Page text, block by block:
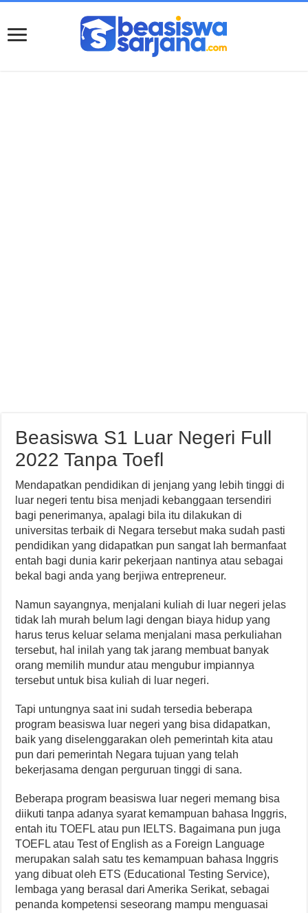
Beasiswa S1 Luar Negeri Full
2022 Tanpa Toefl
Mendapatkan pendidikan di jenjang yang lebih tinggi di
luar negeri tentu bisa menjadi kebanggaan tersendiri
bagi penerimanya, apalagi bila itu dilakukan di
universitas terbaik di Negara tersebut maka sudah pasti
pendidikan yang didapatkan pun sangat lah bermanfaat
entah bagi dunia karir pekerjaan nantinya atau sebagai
bekal bagi anda yang berjiwa entrepreneur.
Namun sayangnya, menjalani kuliah di luar negeri jelas
tidak lah murah belum lagi dengan biaya hidup yang
harus terus keluar selama menjalani masa perkuliahan
tersebut, hal inilah yang tak jarang membuat banyak
orang memilih mundur atau mengubur impiannya
tersebut untuk bisa kuliah di luar negeri.
Tapi untungnya saat ini sudah tersedia beberapa
program beasiswa luar negeri yang bisa didapatkan,
baik yang diselenggarakan oleh pemerintah kita atau
pun dari pemerintah Negara tujuan yang telah
bekerjasama dengan perguruan tinggi di sana.
Beberapa program beasiswa luar negeri memang bisa
diikuti tanpa adanya syarat kemampuan bahasa Inggris,
entah itu TOEFL atau pun IELTS. Bagaimana pun juga
TOEFL atau Test of English as a Foreign Language
merupakan salah satu tes kemampuan bahasa Inggris
yang dibuat oleh ETS (Educational Testing Service),
lembaga yang berasal dari Amerika Serikat, sebagai
penanda kompetensi seseorang mampu menguasai